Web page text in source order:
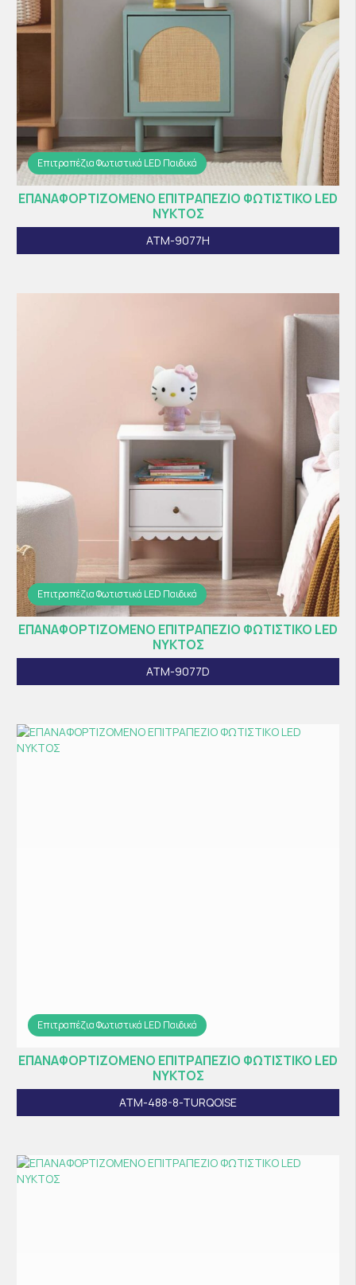
Επιτραπέζια Φωτιστικά LED Παιδικά
ΕΠΑΝΑΦΟΡΤΙΖΟΜΕΝΟ ΕΠΙΤΡΑΠΕΖΙΟ ΦΩΤΙΣΤΙΚΟ LED
ΝΥΚΤΟΣ
ATM-9077H
Επιτραπέζια Φωτιστικά LED Παιδικά
ΕΠΑΝΑΦΟΡΤΙΖΟΜΕΝΟ ΕΠΙΤΡΑΠΕΖΙΟ ΦΩΤΙΣΤΙΚΟ LED
ΝΥΚΤΟΣ
ATM-9077D
Επιτραπέζια Φωτιστικά LED Παιδικά
ΕΠΑΝΑΦΟΡΤΙΖΟΜΕΝΟ ΕΠΙΤΡΑΠΕΖΙΟ ΦΩΤΙΣΤΙΚΟ LED
ΝΥΚΤΟΣ
ATM-488-8-TURQOISE